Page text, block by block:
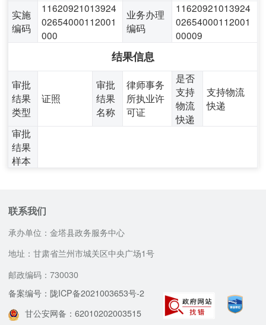
实施
编码
11620921013924
02654000112001
000
业务办理
编码
11620921013924
02654000112001
00009
结果信息
审批
结果
类型
证照
审批
结果
名称
律师事务
所执业许
可证
是否
支持
物流
快递
支持物流
快递
审批
结果
样本
联系我们
承办单位：金塔县政务服务中心
地址：甘肃省兰州市城关区中央广场1号
邮政编码：730030
备案编号：陇ICP备2021003653号-2
甘公安网备：62010202003515